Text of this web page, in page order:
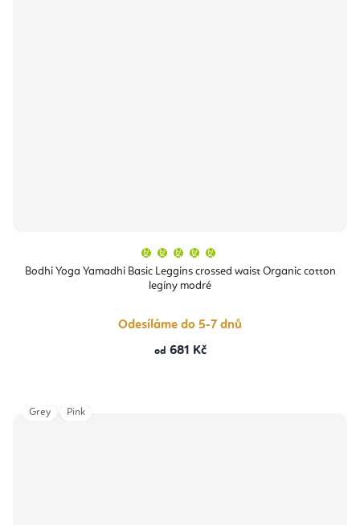
Bodhi Yoga Yamadhi Basic Leggins crossed waist Organic cotton
legíny modré
produktu
je
hvězdiček.
Odesíláme do 5-7 dnů
od 681 Kč
Grey Pink